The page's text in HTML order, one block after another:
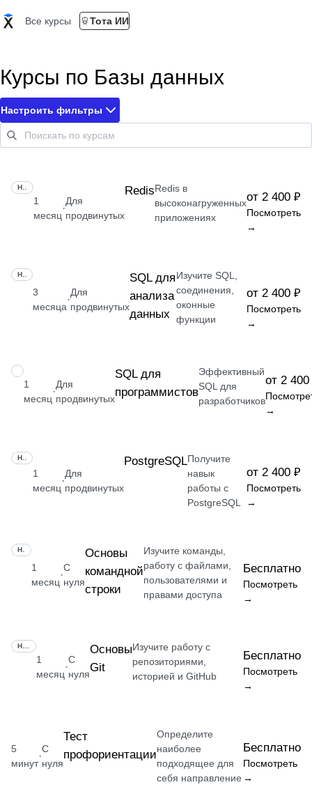
Все курсы Тота ИИ
Курсы по Базы данных
Настроить фильтры
1
месяц
·
Для
продвинутых
RedisRedis в
высоконагруженных
приложениях
от 2 400 ₽
Посмотреть
→
3
месяца
·
Для
продвинутых
SQL для
анализа
данных
Изучите SQL,
соединения,
оконные
функции
от 2 400 ₽
Посмотреть
→
НАВЫК
1
месяц
·
Для
продвинутых
SQL для
программистов
Эффективный
SQL для
разработчиков
от 2
→
1
месяц
·
Для
продвинутых
PostgreSQLПолучите
навык
работы с
PostgreSQL
от 2 400 ₽
Посмотреть
→
1
месяц
·
С
нуля
Основы
командной
строки
Изучите команды,
работу с файлами,
пользователями и
правами доступа
Бесплатно
Посмотреть
→
1
месяц
·
С
нуля
Основы
Git
Изучите работу с
репозиториями,
историей и GitHub
Бесплатно
Посмотреть
→
5
минут
·
С
нуля
Тест
профориентации
Определите
наиболее
подходящее для
себя направление
Бесплатно
Посмотреть
→